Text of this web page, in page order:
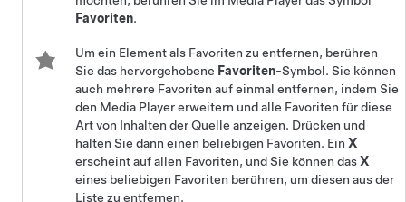
Favoriten.
Um ein Element als Favoriten zu entfernen, berühren
Sie das hervorgehobene Favoriten-Symbol. Sie können
auch mehrere Favoriten auf einmal entfernen, indem Sie
den Media Player erweitern und alle Favoriten für diese
Art von Inhalten der Quelle anzeigen. Drücken und
halten Sie dann einen beliebigen Favoriten. EinX
erscheint auf allen Favoriten, und Sie können dasX
eines beliebigen Favoriten berühren, um diesen aus der
Liste zu entfernen.